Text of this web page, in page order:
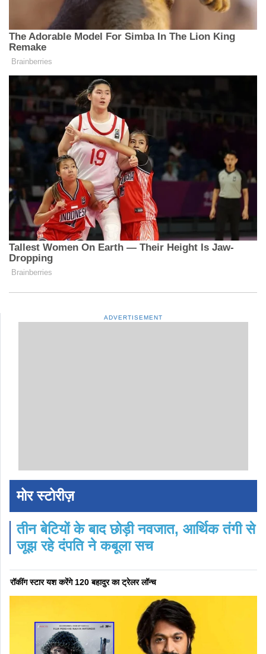
ADVERTISEMENT
मोर स्टोरीज़
तीन बेटियों के बाद छोड़ी नवजात, आर्थिक तंगी से
जूझ रहे दंपति ने कबूला सच
रॉकींग स्टार यश करेंगे 120 बहादुर का ट्रेलर लॉन्च